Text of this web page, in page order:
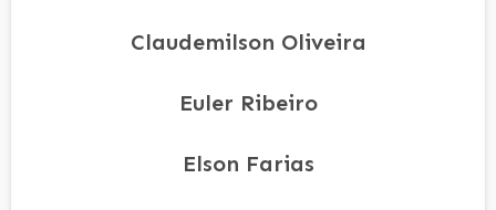
Claudemilson Oliveira
Euler Ribeiro
Elson Farias